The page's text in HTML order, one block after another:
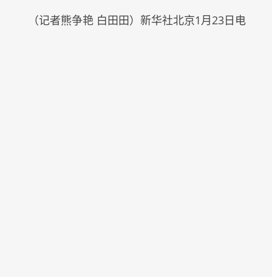
（记者熊争艳 白田田）新华社北京1月23日电